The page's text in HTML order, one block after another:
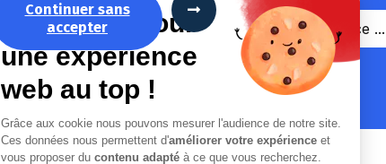
Continuer sans
accepter
La recette pour
une expérience
web au top !
Grâce aux cookie nous pouvons mesurer l'audience de notre site.
Ces données nous permettent d'améliorer votre expérience et
vous proposer du contenu adapté à ce que vous recherchez.